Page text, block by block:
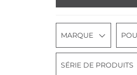
MARQUE
SÉRIE DE PRODUITS